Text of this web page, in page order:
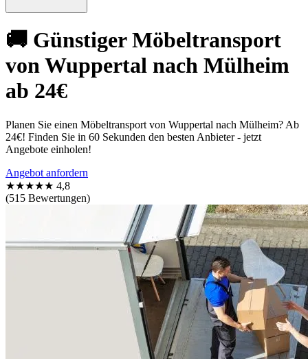
🚚 Günstiger Möbeltransport
von Wuppertal nach Mülheim
ab 24€
Planen Sie einen Möbeltransport von Wuppertal nach Mülheim? Ab
24€! Finden Sie in 60 Sekunden den besten Anbieter - jetzt
Angebote einholen!
Angebot anfordern
★★★★★ 4,8
(515 Bewertungen)